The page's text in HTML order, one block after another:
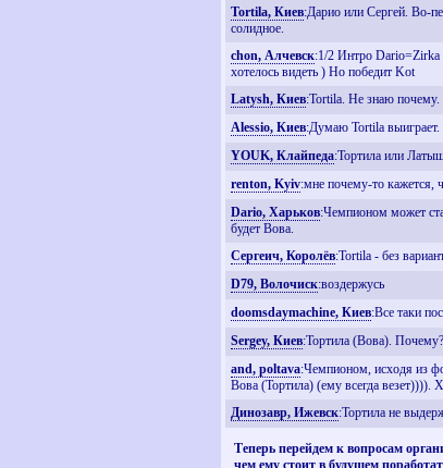
Tortila, Киев:Дарио или Сергей. Во-
солидное.
chon, Алчевск:1/2 Интро Dario=Zirka
хотелось видеть ) Но победит Kot
Latysh, Киев:Tortila. Не знаю почему.
Alessio, Киев:Думаю Tortila выиграет.
YOUK, Клайпеда:Тортила или
renton, Kyiv:мне почему-то кажется,
Dario, Харьков:Чемпионом может
будет Вова.
Сергеич, Королёв:Tortila - без
D79, Волочиск:воздержусь
doomsdaymachine, Киев:Все таки
Sergey, Киев:Тортила (Вова).
and, poltava:Чемпионом, исходя из
Вова (Тортила) (ему всегда везет)))).
Динозавр, Ижевск:Тортила не
Теперь перейдем к вопросам
чем ему стоит в будущем